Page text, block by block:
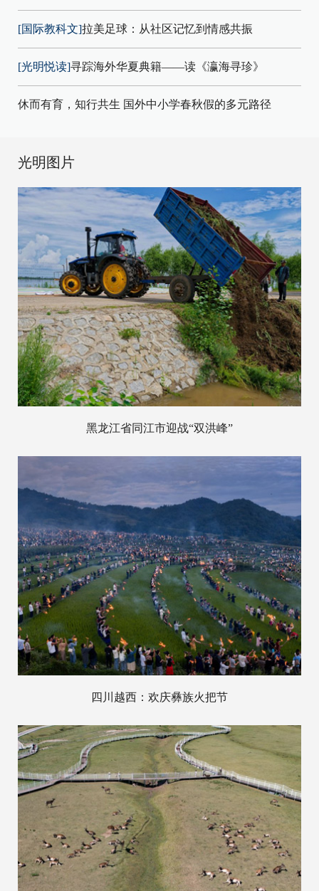
[国际教科文]拉美足球：从社区记忆到情感共振
[光明悦读]寻踪海外华夏典籍——读《瀛海寻珍》
休而有育，知行共生 国外中小学春秋假的多元路径
光明图片
黑龙江省同江市迎战“双洪峰”
四川越西：欢庆彝族火把节